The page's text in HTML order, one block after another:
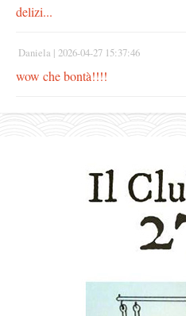
delizi...
Daniela | 2026-04-27 15:37:46
wow che bontà!!!!